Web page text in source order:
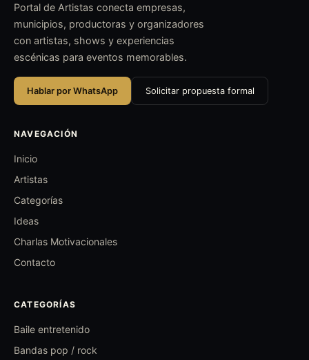
Portal de Artistas conecta empresas,
municipios, productoras y organizadores
con artistas, shows y experiencias
escénicas para eventos memorables.
Hablar por WhatsApp Solicitar propuesta formal
NAVEGACIÓN
Inicio
Artistas
Categorías
Ideas
Charlas Motivacionales
Contacto
CATEGORÍAS
Baile entretenido
Bandas pop / rock